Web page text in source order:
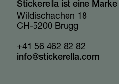
Stickerella ist eine Marke
Wildischachen 18
CH-5200 Brugg
+41 56 462 82 82
info@stickerella.com